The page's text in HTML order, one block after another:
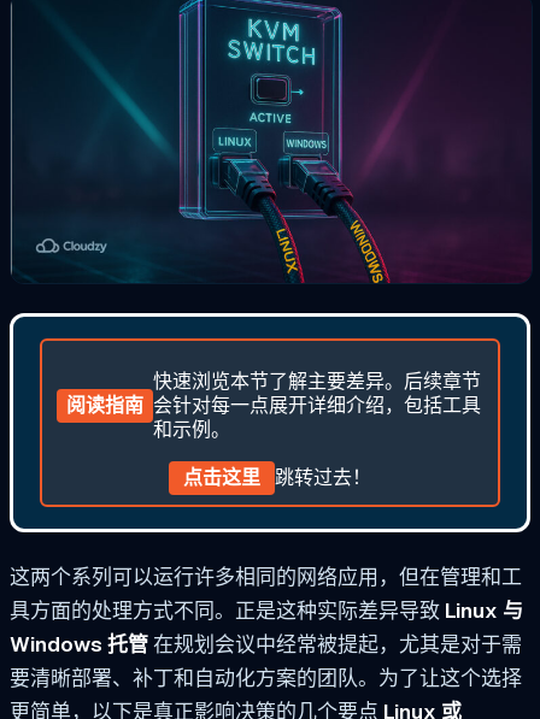
阅读指南
快速浏览本节了解主要差异。后续章节
会针对每一点展开详细介绍，包括工具
和示例。
点击这里 跳转过去！
这两个系列可以运行许多相同的网络应用，但在管理和工
具方面的处理方式不同。正是这种实际差异导致 Linux 与
Windows 托管在规划会议中经常被提起，尤其是对于需
要清晰部署、补丁和自动化方案的团队。为了让这个选择
更简单，以下是真正影响决策的几个要点 Linux 或